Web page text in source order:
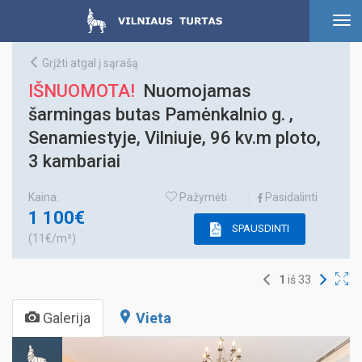
Grįžti atgal į sąrašą
IŠNUOMOTA! Nuomojamas
šarmingas butas Pamėnkalnio g. ,
Senamiestyje, Vilniuje, 96 kv.m ploto,
3 kambariai
Kaina:
1 100€
(11€/m²)
Pažymėti Pasidalinti
SPAUSDINTI
Galerija Vieta
1 iš 33